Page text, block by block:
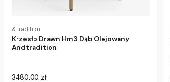
&Tradition
Krzesło Drawn Hm3 Dąb Olejowany
Andtradition
3480.00 zł